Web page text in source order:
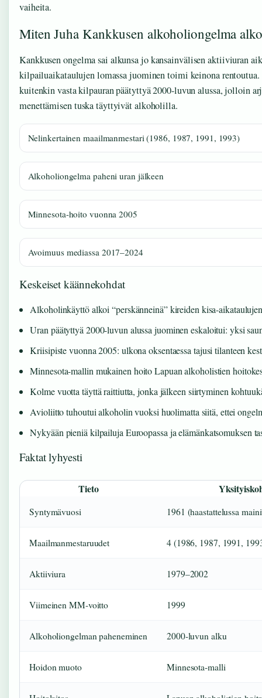
vaiheita.
Miten Juha Kankkusen alkoholiongelma
Kankkusen ongelma sai alkunsa jo kansainvälisen aktiiviuran
kilpailuaikataulujen lomassa juominen toimi keinona
kuitenkin vasta kilpauran päätyttyä 2000-luvun alussa, jolloin
menettämisen tuska täyttyivät alkoholilla.
Nelinkertainen maailmanmestari (1986, 1987, 1991, 1993)
Alkoholiongelma paheni uran jälkeen
Minnesota-hoito vuonna 2005
Avoimuus mediassa 2017–2024
Keskeiset käännekohdat
Alkoholinkäyttö alkoi “perskänneinä” kireiden kisa-
Uran päätyttyä 2000-luvun alussa juominen eskaloitui: yksi
Kriisipiste vuonna 2005: ulkona oksentaessa tajusi tilanteen
Minnesota-mallin mukainen hoito Lapuan alkoholistien
Kolme vuotta täyttä raittiutta, jonka jälkeen siirtyminen
Avioliitto tuhoutui alkoholin vuoksi huolimatta siitä, ettei
Nykyään pieniä kilpailuja Euroopassa ja elämänkatsomuksen
Faktat lyhyesti
Tieto
Syntymävuosi 1961 (haastattelussa
Maailmanmestaruudet 4 (1986, 1987, 1991,
Aktiiviura 1979–2002
Viimeinen MM-voitto 1999
Alkoholiongelman paheneminen 2000-luvun alku
Hoidon muoto Minnesota-malli